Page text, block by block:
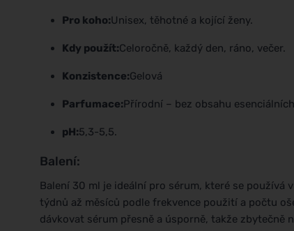
Pro koho:Unisex, těhotné a kojící ženy.
Kdy použít:Celoročně, každý den, ráno, večer.
Konzistence:Gelová
Parfumace:Přírodní – bez obsahu
pH:5,3-5,5.
Balení:
Balení 30 ml je ideální pro sérum, které se používá
týdnů až měsíců podle frekvence použití a počtu
dávkovat sérum přesně a úsporně, takže zbytečně